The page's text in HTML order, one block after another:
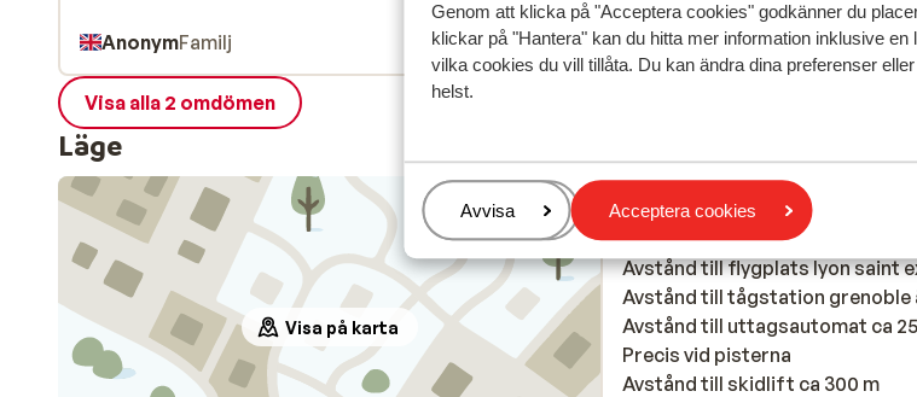
Genom att klicka på "Acceptera cookies" godkänner du
klickar på "Hantera" kan du hitta mer information inklusive
vilka cookies du vill tillåta. Du kan ändra dina preferenser
helst.
Hantera
Avvisa Acceptera cookies
AnonymFamilj
Översätt till svenska
Anonym Familj
Visa alla 2 omdömen
Läge
Visa på karta
I området
Avstånd till centrum: ca 500 m
Avstånd till flygplats lyon saint
Avstånd till tågstation grenoble
Avstånd till uttagsautomat ca
Precis vid pisterna
Avstånd till skidlift ca 300 m